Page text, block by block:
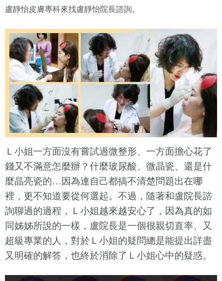
盧靜怡皮膚專科來找盧靜怡院長諮詢。
Ｌ小姐一方面沒有嘗試過微整形、一方面擔心花了
錢又不滿意怎麼辦？什麼玻尿酸、微晶瓷、還是什
麼晶亮瓷的…因為連自己都搞不清楚問題出在哪
裡，更不知道要從何選起。不過，隨著和盧院長諮
詢聊過的過程，Ｌ小姐越來越安心了，因為真的如
同姊姊所說的一樣，盧院長是一個很親切直率、又
超級專業的人，對於Ｌ小姐的疑問總是能提出詳盡
又明確的解答，也終於消除了Ｌ小姐心中的疑惑。